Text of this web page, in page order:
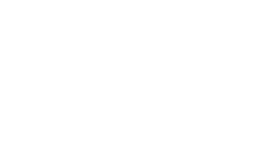
速糊盒胶、纸袋热封胶